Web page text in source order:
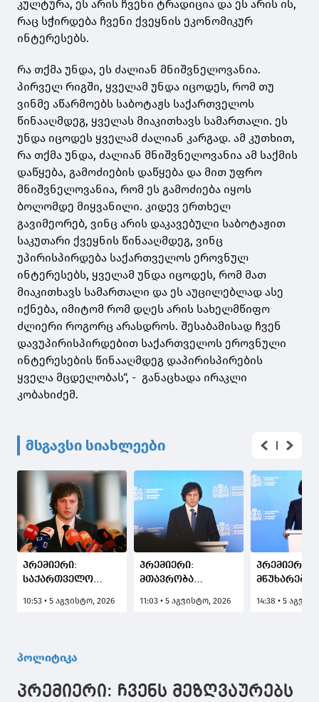
კულტურა, ეს არის ჩვენი ტრადიცია და ეს არის ის,
რაც სჭირდება ჩვენი ქვეყნის ეკონომიკურ
ინტერესებს.
რა თქმა უნდა, ეს ძალიან მნიშვნელოვანია.
პირველ რიგში, ყველამ უნდა იცოდეს, რომ თუ
ვინმე აწარმოებს საბოტაჟს საქართველოს
წინააღმდეგ, ყველას მიაკითხავს სამართალი. ეს
უნდა იცოდეს ყველამ ძალიან კარგად. ამ კუთხით,
რა თქმა უნდა, ძალიან მნიშვნელოვანია ამ საქმის
დაწყება, გამოძიების დაწყება და მით უფრო
მნიშვნელოვანია, რომ ეს გამოძიება იყოს
ბოლომდე მიყვანილი. კიდევ ერთხელ
გავიმეორებ, ვინც არის დაკავებული საბოტაჟით
საკუთარი ქვეყნის წინააღმდეგ, ვინც
უპირისპირდება საქართველოს ეროვნულ
ინტერესებს, ყველამ უნდა იცოდეს, რომ მათ
მიაკითხავს სამართალი და ეს აუცილებლად ასე
იქნება, იმიტომ რომ დღეს არის სახელმწიფო
ძლიერი როგორც არასდროს. შესაბამისად ჩვენ
დავუპირისპირდებით საქართველოს ეროვნული
ინტერესების წინააღმდეგ დაპირისპირების
ყველა მცდელობას“, - განაცხადა ირაკლი
კობახიძემ.
მსგავსი სიახლეები
პრემიერი:
საქართველო
ერთი პირველი
"ჯივინოსტატს"
დაავადების
10:53 • 5 აგვისტო, 2026
პრემიერი:
მთავრობა
გააკეთებს
სავაჭრო-
11:03 • 5 აგვისტო, 2026
პრემიერი:
მწუხარებას
სამცხე-
14:38 • 5
პოლიტიკა
პრემიერი: ჩვენს მეზღვაურებს